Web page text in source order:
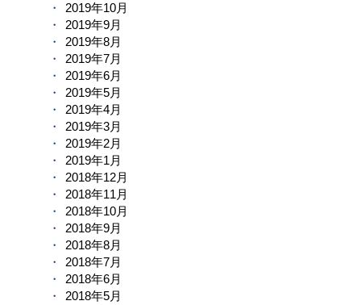
2019年10月
2019年9月
2019年8月
2019年7月
2019年6月
2019年5月
2019年4月
2019年3月
2019年2月
2019年1月
2018年12月
2018年11月
2018年10月
2018年9月
2018年8月
2018年7月
2018年6月
2018年5月